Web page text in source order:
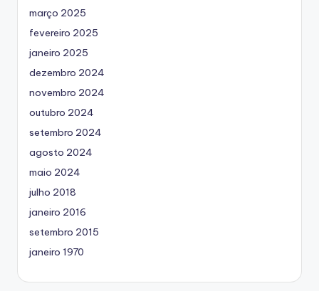
março 2025
fevereiro 2025
janeiro 2025
dezembro 2024
novembro 2024
outubro 2024
setembro 2024
agosto 2024
maio 2024
julho 2018
janeiro 2016
setembro 2015
janeiro 1970